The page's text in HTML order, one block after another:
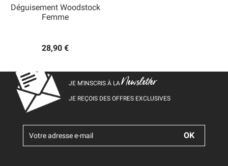
Déguisement Woodstock
Femme
28,90 €
JE M’INSCRIS À LANewsletter
JE REÇOIS DES OFFRES EXCLUSIVES